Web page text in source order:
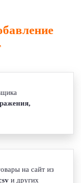
на сайт из
и других